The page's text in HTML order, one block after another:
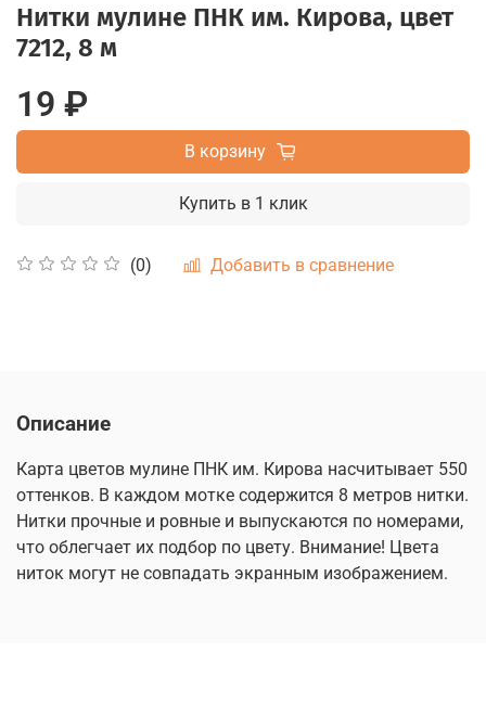
Нитки мулине ПНК им. Кирова, цвет
7212, 8 м
(0) Добавить в сравнение
19 ₽
В корзину
Купить в 1 клик
Описание
Карта цветов мулине ПНК им. Кирова насчитывает 550
оттенков. В каждом мотке содержится 8 метров нитки.
Нитки прочные и ровные и выпускаются по номерами,
что облегчает их подбор по цвету. Внимание! Цвета
ниток могут не совпадать экранным изображением.